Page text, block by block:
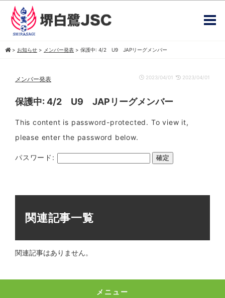
> お知らせ > メンバー発表 > 保護中: 4/2 U9 JAPリーグメンバー
メンバー発表 2023/04/01 2023/04/01
保護中: 4/2 U9 JAPリーグメンバー
This content is password-protected. To view it,
please enter the password below.
パスワード:
関連記事一覧
関連記事はありません。
メニュー